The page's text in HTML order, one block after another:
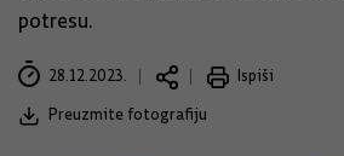
potresu.
28.12.2023.
Ispiši
Preuzmite fotografiju